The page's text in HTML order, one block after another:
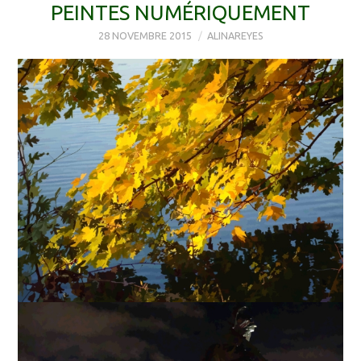
PEINTES NUMÉRIQUEMENT
28 NOVEMBRE 2015 ALINAREYES